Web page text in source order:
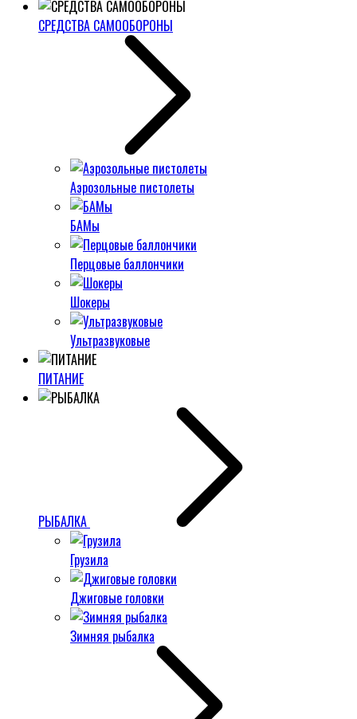
СРЕДСТВА САМООБОРОНЫ
Аэрозольные пистолеты
БАМы
Перцовые баллончики
Шокеры
Ультразвуковые
ПИТАНИЕ
РЫБАЛКА
Грузила
Джиговые головки
Зимняя рыбалка